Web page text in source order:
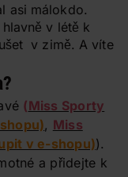
asi málokdo.
v létě k
v zimě. A víte
(Miss Sporty
, Miss
v e-shopu)).
a přidejte k